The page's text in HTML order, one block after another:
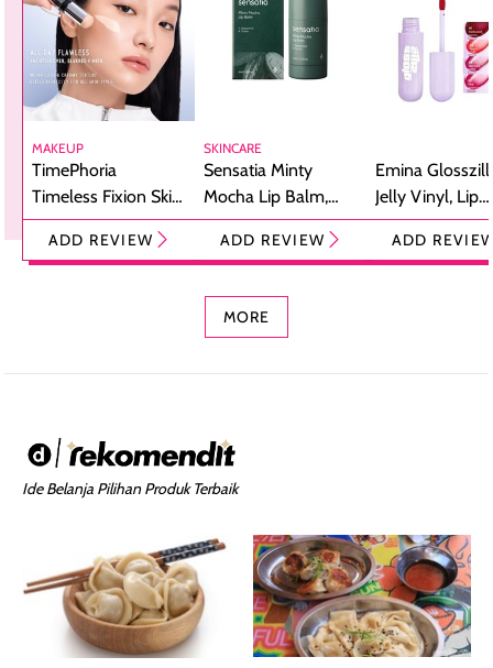
MAKEUP
TimePhoria
Timeless Fixion Skin
Tint Stick,
Foundation dan
ADD REVIEW
SKINCARE
Sensatia Minty
Mocha Lip Balm,
Pelembap Bibir
dengan Aroma
ADD REVIEW
Emina
Jelly Vinyl, Lip
Cream Glossy
Ringan
ADD
MORE
Ide Belanja Pilihan Produk Terbaik